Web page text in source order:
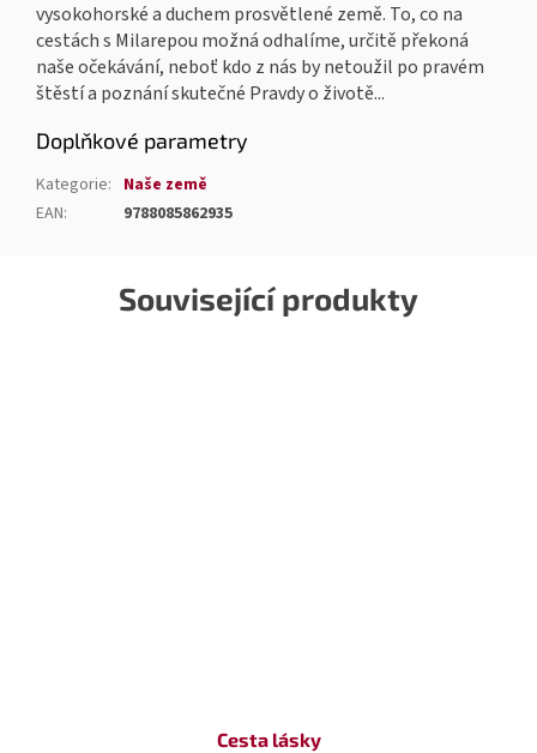
Související produkty
Cesta lásky
vysokohorské a duchem prosvětlené země. To, co na
cestách s Milarepou možná odhalíme, určitě překoná
naše očekávání, neboť kdo z nás by netoužil po pravém
štěstí a poznání skutečné Pravdy o životě...
Doplňkové parametry
Kategorie: Naše země
EAN: 9788085862935